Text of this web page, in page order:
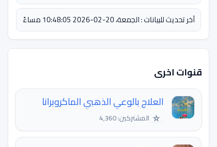
آخر تحديث للبيانات : الجمعة، 20-02-2026 10:48:05 مساءً
قنوات اخرى
العلاج بالوعي الذهبي الماكروبرانا
☆ المشتركين: 4,360